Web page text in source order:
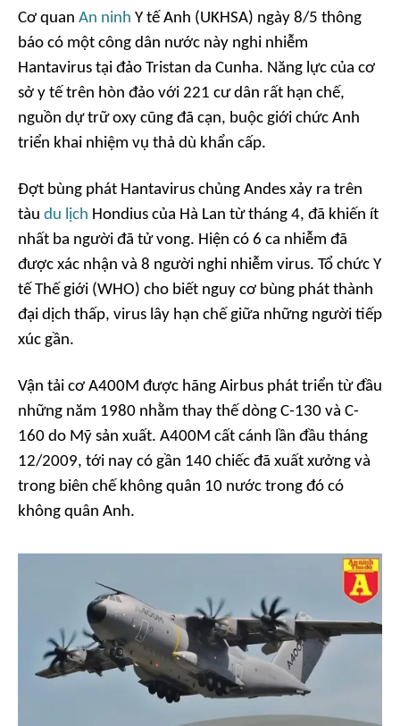
Cơ quan An ninh Y tế Anh (UKHSA) ngày 8/5 thông
báo có một công dân nước này nghi nhiễm
Hantavirus tại đảo Tristan da Cunha. Năng lực của cơ
sở y tế trên hòn đảo với 221 cư dân rất hạn chế,
nguồn dự trữ oxy cũng đã cạn, buộc giới chức Anh
triển khai nhiệm vụ thả dù khẩn cấp.
Đợt bùng phát Hantavirus chủng Andes xảy ra trên
tàu du lịch Hondius của Hà Lan từ tháng 4, đã khiến ít
nhất ba người đã tử vong. Hiện có 6 ca nhiễm đã
được xác nhận và 8 người nghi nhiễm virus. Tổ chức Y
tế Thế giới (WHO) cho biết nguy cơ bùng phát thành
đại dịch thấp, virus lây hạn chế giữa những người tiếp
xúc gần.
Vận tải cơ A400M được hãng Airbus phát triển từ đầu
những năm 1980 nhằm thay thế dòng C-130 và C-
160 do Mỹ sản xuất. A400M cất cánh lần đầu tháng
12/2009, tới nay có gần 140 chiếc đã xuất xưởng và
trong biên chế không quân 10 nước trong đó có
không quân Anh.